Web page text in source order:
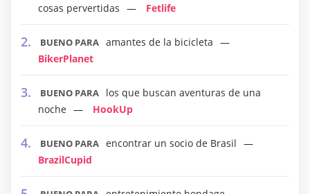
cosas pervertidas
Fetlife
BUENO PARA amantes de la bicicleta
BikerPlanet
BUENO PARA
los que buscan aventuras de una
noche
HookUp
BUENO PARA encontrar un socio de Brasil
BrazilCupid